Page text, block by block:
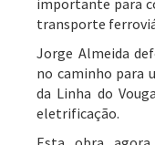
importante para
transporte
Jorge Almeida
no caminho para
da Linha do
eletrificação.